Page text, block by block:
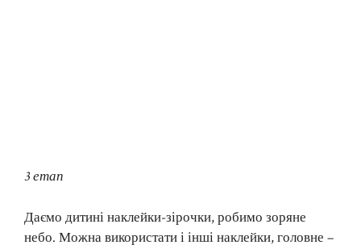
3 етап
Даємо дитині наклейки-зірочки, робимо зоряне
небо. Можна використати і інші наклейки, головне –